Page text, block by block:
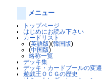
メニュー
トップページ
はじめにお読み下さい
カードリスト
(英語版)(韓国版)
(中国版)
略称一覧
デッキ集
デッキ・カードプールの変遷
遊戯王ＯＣＧの歴史